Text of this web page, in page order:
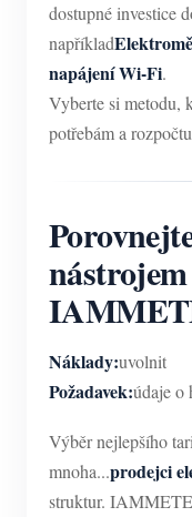
dostupné investice
například
napájení Wi-Fi.
Vyberte si metodu,
potřebám a
Náklady:uvolnit
Požadavek:údaje o
Výběr nejlepšího
mnoha...prodejci
struktur.